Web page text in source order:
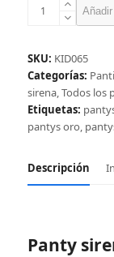
Panty
oro
cantidad
SKU: KID065
Categorías:
sirena,Todos los
Etiquetas:
pantys oro,
Descripción
Panty